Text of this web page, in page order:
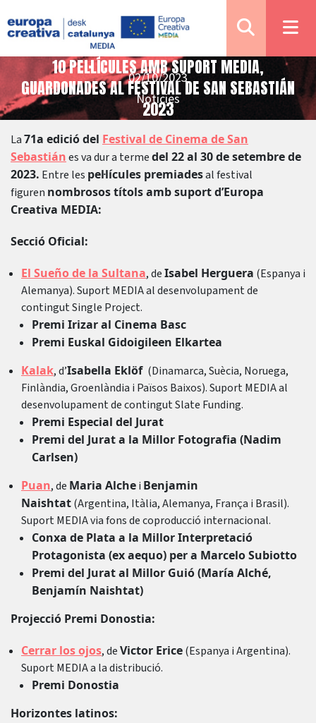
Notícies
10 PEL·LÍCULES AMB SUPORT MEDIA,
GUARDONADES AL FESTIVAL DE SAN SEBASTIÁN
2023
02/10/2023
La71a edició del Festival de Cinema de San
Sebastiánes va dur a termedel 22 al 30 de setembre de
2023. Entre les pel·lícules premiadesal festival
figuren nombrosos títols amb suport d’Europa
Creativa MEDIA:
Secció Oficial:
El Sueño de la Sultana, deIsabel Herguera (Espanya i
Alemanya). Suport MEDIA al desenvolupament de
contingut Single Project.
Premi Irizar al Cinema Basc
Premi Euskal Gidoigileen Elkartea
Kalak, d’Isabella Eklöf (Dinamarca, Suècia, Noruega,
Finlàndia, Groenlàndia i Països Baixos). Suport MEDIA al
desenvolupament de contingut Slate Funding.
Premi Especial del Jurat
Premi del Jurat a la Millor Fotografia (Nadim
Carlsen)
Puan, de Maria Alchei Benjamin
Naishtat(Argentina, Itàlia, Alemanya, França i Brasil).
Suport MEDIA via fons de coproducció internacional.
Conxa de Plata a la Millor Interpretació
Protagonista (ex aequo) per a Marcelo Subiotto
Premi del Jurat al Millor Guió (María Alché,
Benjamín Naishtat)
Projecció Premi Donostia:
Cerrar los ojos, deVictor Erice(Espanya i Argentina).
Suport MEDIA a la distribució.
Premi Donostia
Horizontes latinos: